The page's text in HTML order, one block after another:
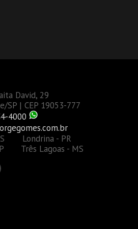
David, 29
SP | CEP 19053-777
4000
MS Londrina - PR
Três Lagoas - MS